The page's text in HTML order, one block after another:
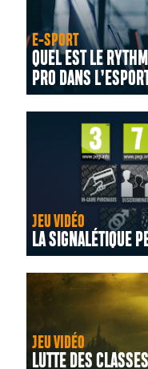
E-SPORT
QUEL EST LE
PRO DANS
JEU VIDÉO
LA SIGNALÉTIQUE
JEU VIDÉO
LUTTE DES